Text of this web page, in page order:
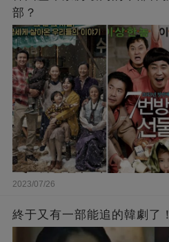
部？
2023/07/26
終于又有一部能追的韓劇了！